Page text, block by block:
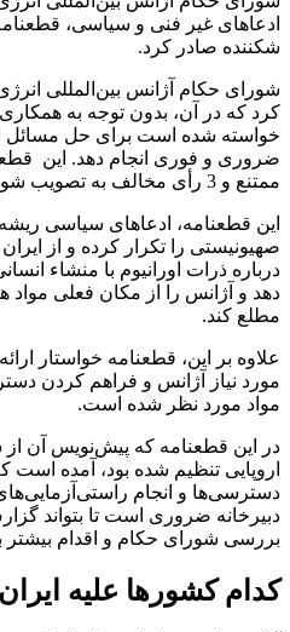
ادعاهای غیر فنی و سیاسی،
شکننده صادر کرد.
شورای حکام آژانس بین‌المللی
کرد که در آن، بدون توجه به
خواسته شده است برای حل مسائل
ممتنع و 3 رأی مخالف به تصویب شورای حکام رسید.
این قطعنامه، ادعاهای سیاسی
صهیونیستی را تکرار کرده و از
درباره ذرات اورانیوم با منشاء
دهد و آژانس را از مکان فعلی مواد
مطلع کند.
علاوه بر این، قطعنامه خواستار
مورد نیاز آژانس و فراهم کردن
مواد مورد نظر شده است.
در این قطعنامه که پیش‌نویس آن
اروپایی تنظیم شده بود، آمده است
دسترسی‌ها و انجام
دبیرخانه ضروری است تا بتواند
بررسی شورای حکام و اقدام بیشتر
کدام کشورها علیه